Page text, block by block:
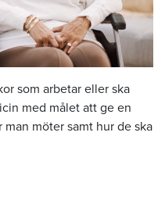
som arbetar eller ska
med målet att ge en
möter samt hur de ska